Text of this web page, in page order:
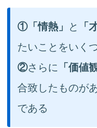
①「情熱」 と 「
たいことをいく
②さらに 「価値
合致したものが
である